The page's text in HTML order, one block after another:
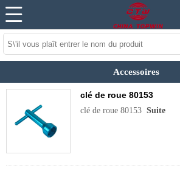
Accessoires
clé de roue 80153
clé de roue 80153 Suite